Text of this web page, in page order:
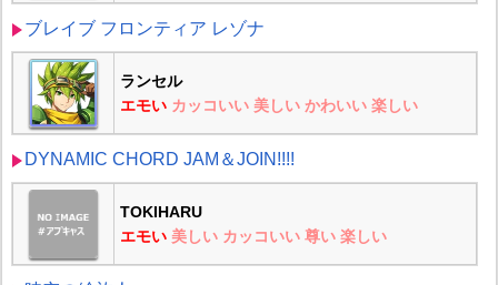
ブレイブ フロンティア レゾナ
ランセル
エモい カッコいい 美しい かわいい 楽しい
DYNAMIC CHORD JAM＆JOIN!!!!
TOKIHARU
エモい 美しい カッコいい 尊い 楽しい